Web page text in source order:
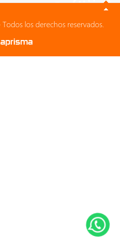
los derechos reservados.